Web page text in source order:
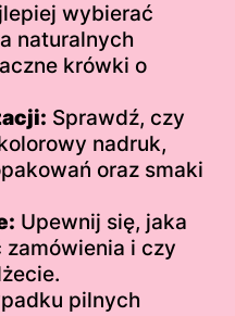
wybierać
naturalnych
krówki o
Sprawdź, czy
nadruk,
oraz smaki
Upewnij się, jaka
i czy
pilnych